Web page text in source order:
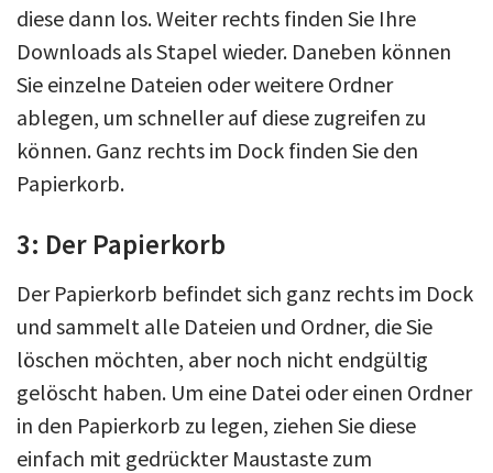
diese dann los. Weiter rechts finden Sie Ihre
Downloads als Stapel wieder. Daneben können
Sie einzelne Dateien oder weitere Ordner
ablegen, um schneller auf diese zugreifen zu
können. Ganz rechts im Dock finden Sie den
Papierkorb.
3: Der Papierkorb
Der Papierkorb befindet sich ganz rechts im Dock
und sammelt alle Dateien und Ordner, die Sie
löschen möchten, aber noch nicht endgültig
gelöscht haben. Um eine Datei oder einen Ordner
in den Papierkorb zu legen, ziehen Sie diese
einfach mit gedrückter Maustaste zum